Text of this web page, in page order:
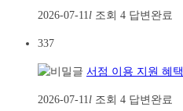
2026-07-11 l 조회 4 답변완료
337
서점 이용 지원 혜택
2026-07-11 l 조회 4 답변완료